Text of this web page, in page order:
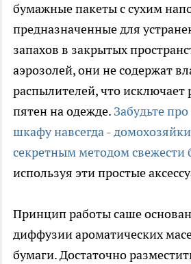
бумажные пакеты с сухим
предназначенные для
запахов в закрытых
аэрозолей, они не содержат
распылителей, что исключает
пятен на одежде. Забудьте
шкафу навсегда -
секретным методом свежести
используя эти простые
Принцип работы саше
диффузии ароматических
бумаги. Достаточно